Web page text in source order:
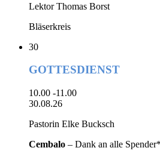
Lektor Thomas Borst
Bläserkreis
30
GOTTESDIENST
10.00 -11.00
30.08.26
Pastorin Elke Bucksch
Cembalo – Dank an alle